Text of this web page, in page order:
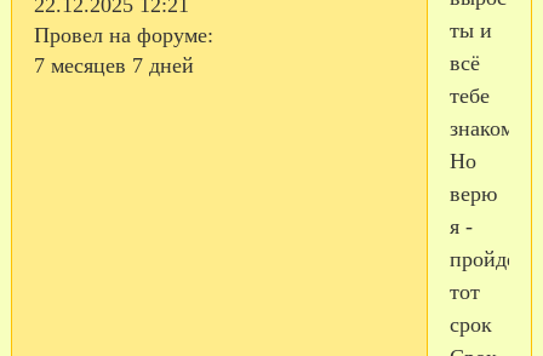
Провел на форуме:
7 месяцев 7 дней
ты и
всё
тебе
знакомо
Но
верю
я -
пройдёт
тот
срок